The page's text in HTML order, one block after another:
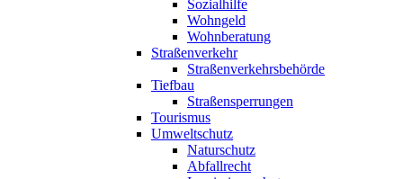
Sozialhilfe
Wohngeld
Wohnberatung
Straßenverkehr
Straßenverkehrsbehörde
Tiefbau
Straßensperrungen
Tourismus
Umweltschutz
Naturschutz
Abfallrecht